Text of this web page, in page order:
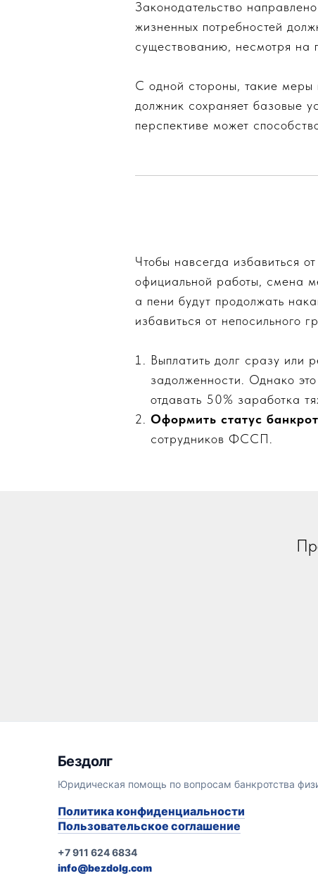
Законодательство
жизненных потребностей
существованию, несмотря на
С одной стороны, такие меры
должник сохраняет базовые
перспективе может
Чтобы навсегда избавиться
официальной работы, смена
а пени будут продолжать
избавиться от непосильного
Выплатить долг сразу или
задолженности. Однако
отдавать 50% заработка
Оформить статус
сотрудников ФССП.
Бездолг
Юридическая помощь по вопросам банкротства
Политика конфиденциальности
Пользовательское соглашение
+7 911 624 6834
info@bezdolg.com